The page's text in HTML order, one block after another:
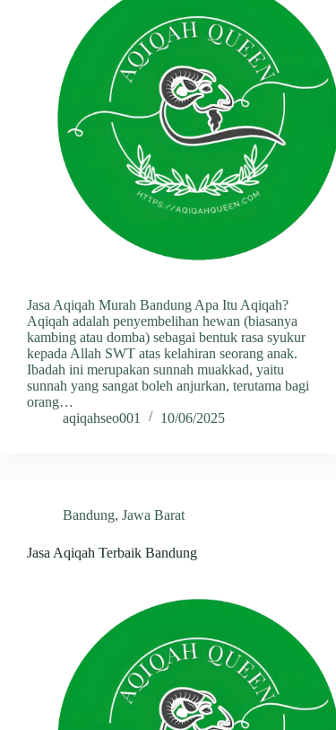
Jasa Aqiqah Murah Bandung Apa Itu Aqiqah?
Aqiqah adalah penyembelihan hewan (biasanya
kambing atau domba) sebagai bentuk rasa syukur
kepada Allah SWT atas kelahiran seorang anak.
Ibadah ini merupakan sunnah muakkad, yaitu
sunnah yang sangat boleh anjurkan, terutama bagi
orang…
aqiqahseo001
10/06/2025
Bandung, Jawa Barat
Jasa Aqiqah Terbaik Bandung